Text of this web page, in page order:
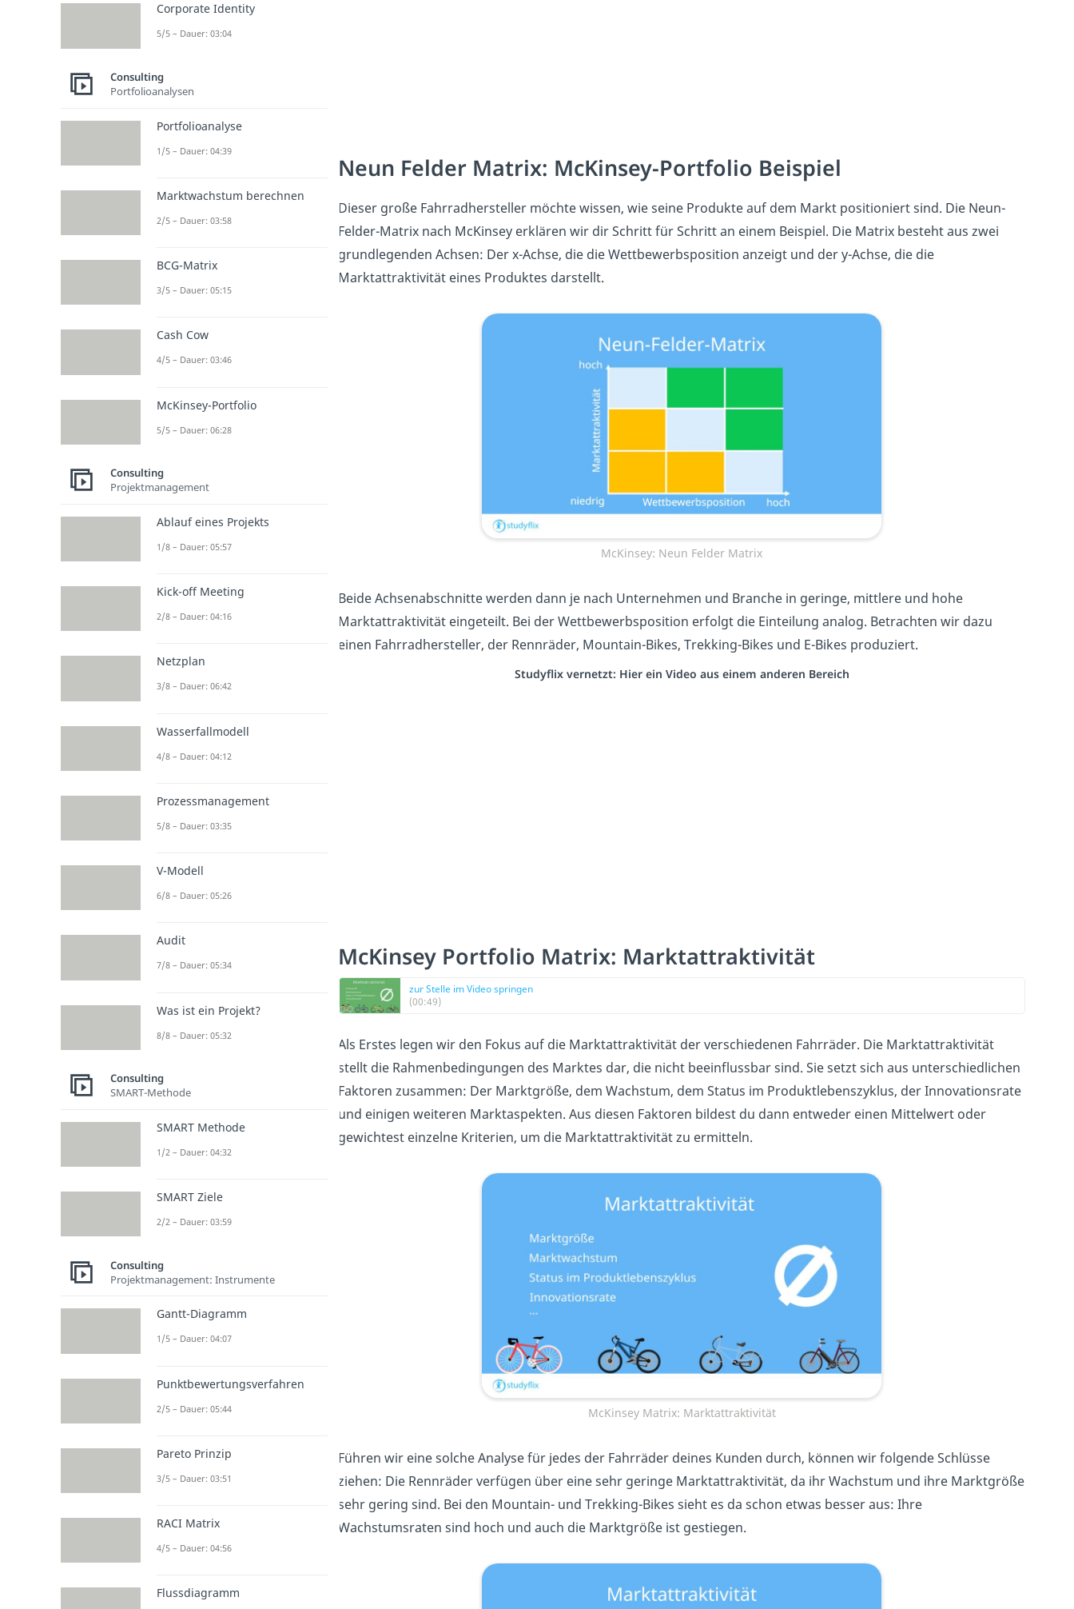
Neun Felder Matrix: McKinsey-Portfolio Beispiel
Dieser große Fahrradhersteller möchte wissen, wie seine Produkte auf dem Markt positioniert sind. Die Neun-
Felder-Matrix nach McKinsey erklären wir dir Schritt für Schritt an einem Beispiel. Die Matrix besteht aus zwei
grundlegenden Achsen: Der x-Achse, die die Wettbewerbsposition anzeigt und der y-Achse, die die
Marktattraktivität eines Produktes darstellt.
McKinsey: Neun Felder Matrix
Beide Achsenabschnitte werden dann je nach Unternehmen und Branche in geringe, mittlere und hohe
Marktattraktivität eingeteilt. Bei der Wettbewerbsposition erfolgt die Einteilung analog. Betrachten wir dazu
einen Fahrradhersteller, der Rennräder, Mountain-Bikes, Trekking-Bikes und E-Bikes produziert.
Studyflix vernetzt: Hier ein Video aus einem anderen Bereich
McKinsey Portfolio Matrix: Marktattraktivität
zur Stelle im Video springen
(00:49)
Als Erstes legen wir den Fokus auf die Marktattraktivität der verschiedenen Fahrräder. Die Marktattraktivität
stellt die Rahmenbedingungen des Marktes dar, die nicht beeinflussbar sind. Sie setzt sich aus unterschiedlichen
Faktoren zusammen: Der Marktgröße, dem Wachstum, dem Status im Produktlebenszyklus, der Innovationsrate
und einigen weiteren Marktaspekten. Aus diesen Faktoren bildest du dann entweder einen Mittelwert oder
gewichtest einzelne Kriterien, um die Marktattraktivität zu ermitteln.
McKinsey Matrix: Marktattraktivität
Führen wir eine solche Analyse für jedes der Fahrräder deines Kunden durch, können wir folgende Schlüsse
ziehen: Die Rennräder verfügen über eine sehr geringe Marktattraktivität, da ihr Wachstum und ihre Marktgröße
sehr gering sind. Bei den Mountain- und Trekking-Bikes sieht es da schon etwas besser aus: Ihre
Wachstumsraten sind hoch und auch die Marktgröße ist gestiegen.
Corporate Identity
5/5 – Dauer: 03:04
Consulting
Portfolioanalysen
Portfolioanalyse
1/5 – Dauer: 04:39
Marktwachstum berechnen
2/5 – Dauer: 03:58
BCG-Matrix
3/5 – Dauer: 05:15
Cash Cow
4/5 – Dauer: 03:46
McKinsey-Portfolio
5/5 – Dauer: 06:28
Consulting
Projektmanagement
Ablauf eines Projekts
1/8 – Dauer: 05:57
Kick-off Meeting
2/8 – Dauer: 04:16
Netzplan
3/8 – Dauer: 06:42
Wasserfallmodell
4/8 – Dauer: 04:12
Prozessmanagement
5/8 – Dauer: 03:35
V-Modell
6/8 – Dauer: 05:26
Audit
7/8 – Dauer: 05:34
Was ist ein Projekt?
8/8 – Dauer: 05:32
Consulting
SMART-Methode
SMART Methode
1/2 – Dauer: 04:32
SMART Ziele
2/2 – Dauer: 03:59
Consulting
Projektmanagement: Instrumente
Gantt-Diagramm
1/5 – Dauer: 04:07
Punktbewertungsverfahren
2/5 – Dauer: 05:44
Pareto Prinzip
3/5 – Dauer: 03:51
RACI Matrix
4/5 – Dauer: 04:56
Flussdiagramm